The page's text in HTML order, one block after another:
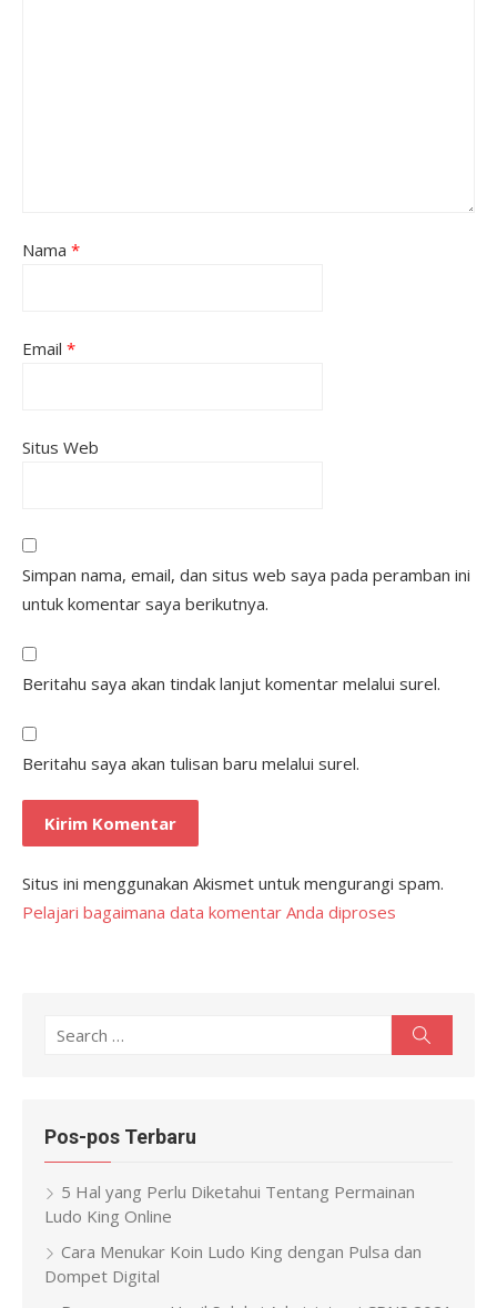
Nama *
Email *
Situs Web
Simpan nama, email, dan situs web saya pada peramban ini
untuk komentar saya berikutnya.
Beritahu saya akan tindak lanjut komentar melalui surel.
Beritahu saya akan tulisan baru melalui surel.
Situs ini menggunakan Akismet untuk mengurangi spam.
Pelajari bagaimana data komentar Anda diproses
Search
Pos-pos Terbaru
5 Hal yang Perlu Diketahui Tentang Permainan
Ludo King Online
Cara Menukar Koin Ludo King dengan Pulsa dan
Dompet Digital